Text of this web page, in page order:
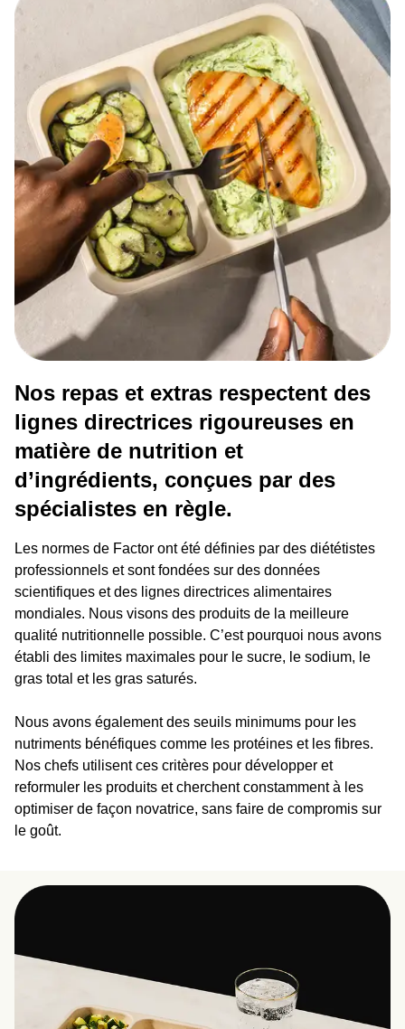
Nos repas et extras respectent des
lignes directrices rigoureuses en
matière de nutrition et
d’ingrédients, conçues par des
spécialistes en règle.
Les normes de Factor ont été définies par des diététistes
professionnels et sont fondées sur des données
scientifiques et des lignes directrices alimentaires
mondiales. Nous visons des produits de la meilleure
qualité nutritionnelle possible. C’est pourquoi nous avons
établi des limites maximales pour le sucre, le sodium, le
gras total et les gras saturés.
Nous avons également des seuils minimums pour les
nutriments bénéfiques comme les protéines et les fibres.
Nos chefs utilisent ces critères pour développer et
reformuler les produits et cherchent constamment à les
optimiser de façon novatrice, sans faire de compromis sur
le goût.